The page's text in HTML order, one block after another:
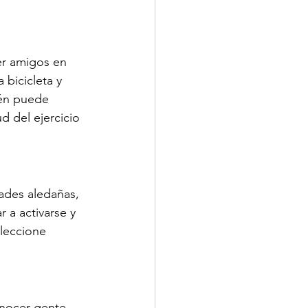
amigos en
bicicleta y
puede
del ejercicio
aledañas,
a activarse y